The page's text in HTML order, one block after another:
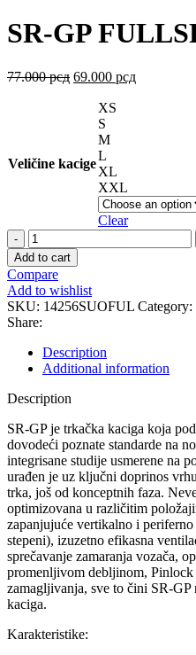
SR-GP
77.000рсд 69.000 рсд
Veličine kacige
XS
S
M
L
XL
XXL
Clear
SR-
GP
FULLSPEED
kaciga
quantity
Add to cart
Compare
Add to wishlist
SKU: 14256SUOFUL Category:
Share:
Description
Additional information
Description
SR-GP je trkačka kaciga koja
dovodeći poznate standarde na
integrisane studije usmerene na
urađen je uz ključni doprinos
trka, još od konceptnih faza.
optimizovana u različitim
zapanjujuće vertikalno i
stepeni), izuzetno efikasna
sprečavanje zamaranja vozača,
promenljivom debljinom,
zamagljivanja, sve to čini SR-
kaciga.
Karakteristike: